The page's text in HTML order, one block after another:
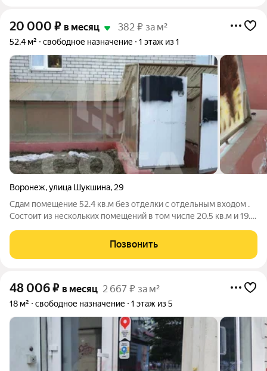
20 000 ₽ в месяц 382 ₽ за м²
52,4 м² свободное назначение 1 этаж из 1
Воронеж,улица Шукшина, 29
Сдам помещение 52.4 кв.м без отделки с отдельным входом .
Состоит из нескольких помещений в том числе 20.5 кв.м и 19.8
Позвонить
48 006₽ в месяц 2 667 ₽ за м²
18 м² свободное назначение 1 этаж из 5